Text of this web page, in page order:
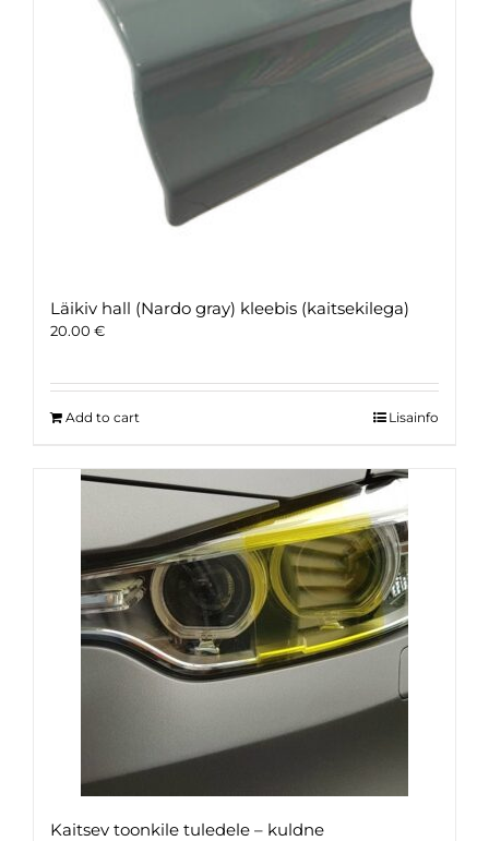
Läikiv hall (Nardo gray) kleebis (kaitsekilega)
20.00 €
Add to cart Lisainfo
Kaitsev toonkile tuledele – kuldne